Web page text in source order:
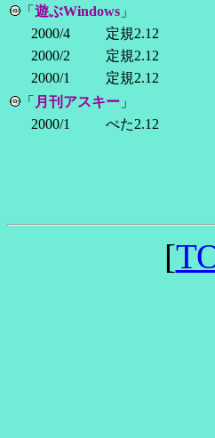
「 遊ぶWindows 」
2000/4
定規2.12
2000/2
定規2.12
2000/1
定規2.12
「 月刊アスキー 」
2000/1
ぺた
[